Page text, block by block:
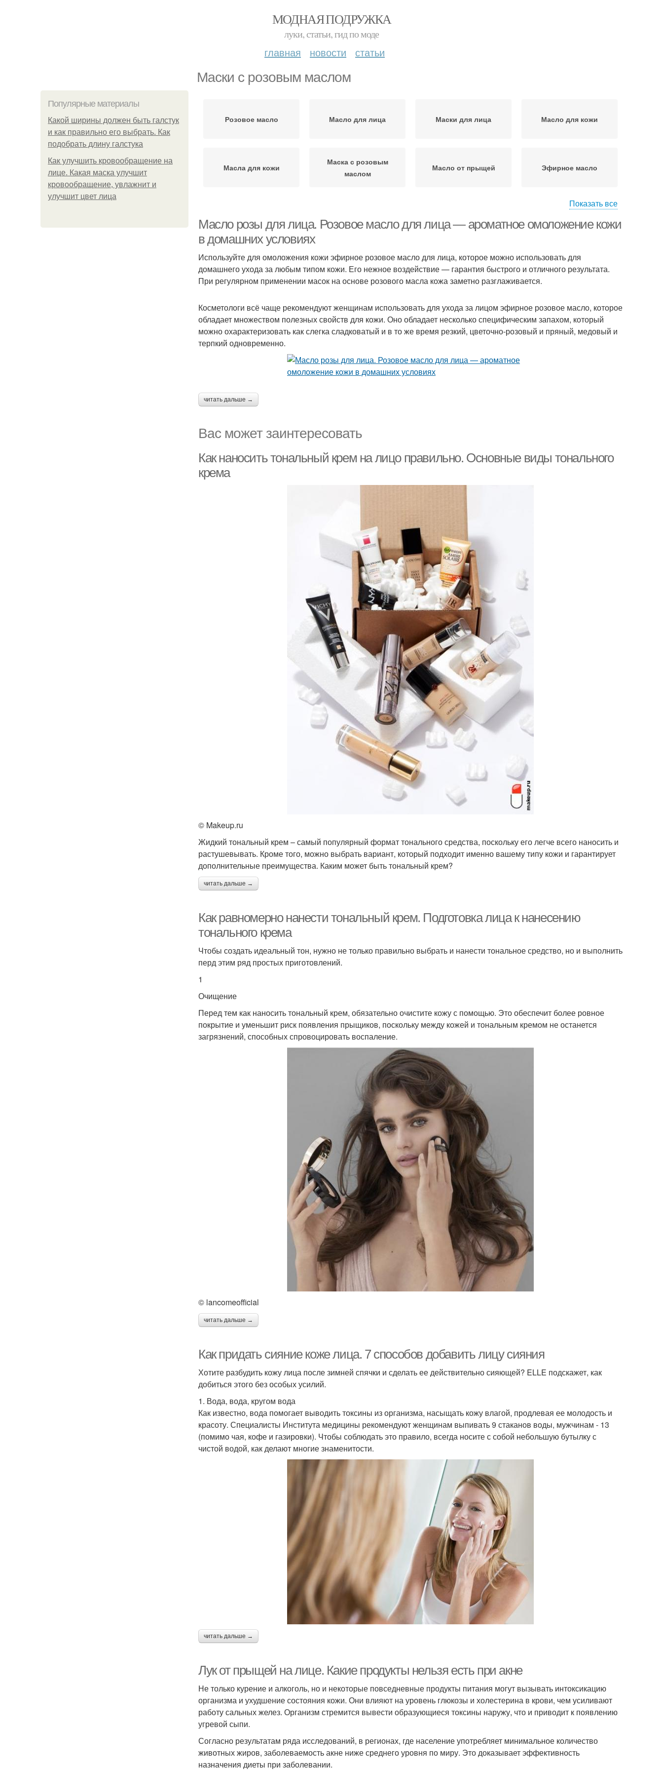
МОДНАЯ ПОДРУЖКА
луки, статьи, гид по моде
главная новости статьи
Маски с розовым маслом
Популярные материалы
Какой ширины должен быть галстук
и как правильно его выбрать. Как
подобрать длину галстука
Как улучшить кровообращение на
лице. Какая маска улучшит
кровообращение, увлажнит и
улучшит цвет лица
Розовое масло Масло для лица Маски для лица Масло для кожи
Масла для кожи
Маска с розовым
маслом
Масло от прыщей Эфирное масло
Показать все
Масло розы для лица. Розовое масло для лица — ароматное омоложение кожи
в домашних условиях
Используйте для омоложения кожи эфирное розовое масло для лица, которое можно использовать для
домашнего ухода за любым типом кожи. Его нежное воздействие — гарантия быстрого и отличного результата.
При регулярном применении масок на основе розового масла кожа заметно разглаживается.
Косметологи всё чаще рекомендуют женщинам использовать для ухода за лицом эфирное розовое масло, которое
обладает множеством полезных свойств для кожи. Оно обладает несколько специфическим запахом, который
можно охарактеризовать как слегка сладковатый и в то же время резкий, цветочно-розовый и пряный, медовый и
терпкий одновременно.
читать дальше →
Вас может заинтересовать
Как наносить тональный крем на лицо правильно. Основные виды тонального
крема
© Makeup.ru
Жидкий тональный крем – самый популярный формат тонального средства, поскольку его легче всего наносить и
растушевывать. Кроме того, можно выбрать вариант, который подходит именно вашему типу кожи и гарантирует
дополнительные преимущества. Каким может быть тональный крем?
читать дальше →
Как равномерно нанести тональный крем. Подготовка лица к нанесению
тонального крема
Чтобы создать идеальный тон, нужно не только правильно выбрать и нанести тональное средство, но и выполнить
перд этим ряд простых приготовлений.
1
Очищение
Перед тем как наносить тональный крем, обязательно очистите кожу с помощью. Это обеспечит более ровное
покрытие и уменьшит риск появления прыщиков, поскольку между кожей и тональным кремом не останется
загрязнений, способных спровоцировать воспаление.
© lancomeofficial
читать дальше →
Как придать сияние коже лица. 7 способов добавить лицу сияния
Хотите разбудить кожу лица после зимней спячки и сделать ее действительно сияющей? ELLE подскажет, как
добиться этого без особых усилий.
1. Вода, вода, кругом вода
Как известно, вода помогает выводить токсины из организма, насыщать кожу влагой, продлевая ее молодость и
красоту. Специалисты Института медицины рекомендуют женщинам выпивать 9 стаканов воды, мужчинам - 13
(помимо чая, кофе и газировки). Чтобы соблюдать это правило, всегда носите с собой небольшую бутылку с
чистой водой, как делают многие знаменитости.
читать дальше →
Лук от прыщей на лице. Какие продукты нельзя есть при акне
Не только курение и алкоголь, но и некоторые повседневные продукты питания могут вызывать интоксикацию
организма и ухудшение состояния кожи. Они влияют на уровень глюкозы и холестерина в крови, чем усиливают
работу сальных желез. Организм стремится вывести образующиеся токсины наружу, что и приводит к появлению
угревой сыпи.
Согласно результатам ряда исследований, в регионах, где население употребляет минимальное количество
животных жиров, заболеваемость акне ниже среднего уровня по миру. Это доказывает эффективность
назначения диеты при заболевании.